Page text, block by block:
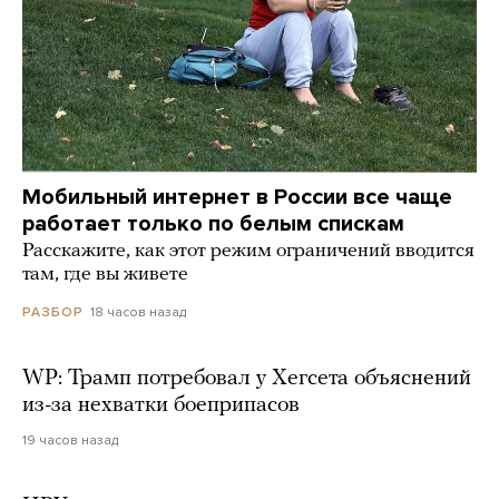
Мобильный интернет в России все чаще
работает только по белым спискам
Расскажите, как этот режим ограничений вводится
там, где вы живете
РАЗБОР 18 часов назад
WP: Трамп потребовал у Хегсета объяснений
из-за нехватки боеприпасов
19 часов назад